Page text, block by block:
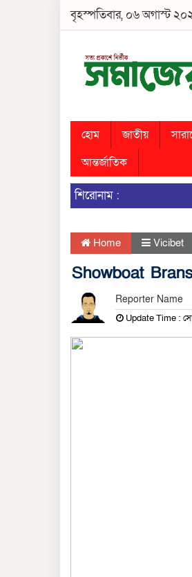
বৃহস্পতিবার, ০৬ অগাস্ট
হোম জাতীয়
আন্তর্জাতিক
শিরোনাম :
Home Vicibet
Showboat
Reporter Name
Update Time :